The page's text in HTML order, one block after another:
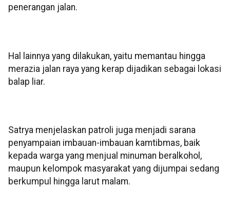
penerangan jalan.
Hal lainnya yang dilakukan, yaitu memantau hingga
merazia jalan raya yang kerap dijadikan sebagai lokasi
balap liar.
Satrya menjelaskan patroli juga menjadi sarana
penyampaian imbauan-imbauan kamtibmas, baik
kepada warga yang menjual minuman beralkohol,
maupun kelompok masyarakat yang dijumpai sedang
berkumpul hingga larut malam.